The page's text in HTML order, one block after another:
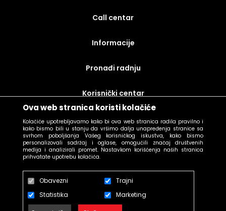
Ova web stranica koristi kolačiće
Kolačiće upotrebljavamo kako bi ova web stranica radila pravilno i
kako bismo bili u stanju da vršimo dalja unapređenja stranice sa
svrhom poboljšanja Vašeg korisničkog iskustva, kako bismo
personalizovali sadržaj i oglase, omogućili značaj društvenih
medija i analizirali promet. Nastavkom korišćenja naših stranica
prihvatate upotrebu kolačića.
Obavezni
Trajni
Statistika
Marketing
call centar
Informacije
Pronađi radnju
korisnički centar
uslovi prodaje